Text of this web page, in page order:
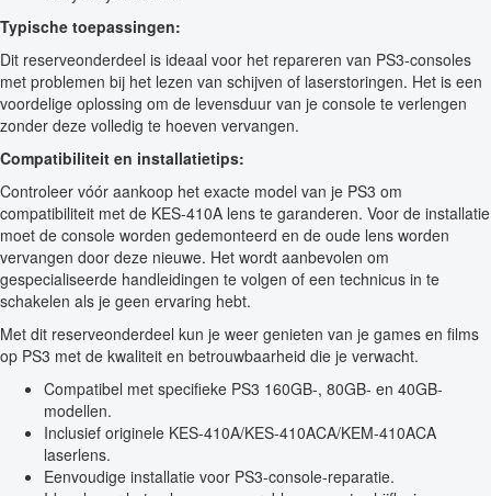
Typische toepassingen:
Dit reserveonderdeel is ideaal voor het repareren van PS3-consoles
met problemen bij het lezen van schijven of laserstoringen. Het is een
voordelige oplossing om de levensduur van je console te verlengen
zonder deze volledig te hoeven vervangen.
Compatibiliteit en installatietips:
Controleer vóór aankoop het exacte model van je PS3 om
compatibiliteit met de KES-410A lens te garanderen. Voor de installatie
moet de console worden gedemonteerd en de oude lens worden
vervangen door deze nieuwe. Het wordt aanbevolen om
gespecialiseerde handleidingen te volgen of een technicus in te
schakelen als je geen ervaring hebt.
Met dit reserveonderdeel kun je weer genieten van je games en films
op PS3 met de kwaliteit en betrouwbaarheid die je verwacht.
Compatibel met specifieke PS3 160GB-, 80GB- en 40GB-
modellen.
Inclusief originele KES-410A/KES-410ACA/KEM-410ACA
laserlens.
Eenvoudige installatie voor PS3-console-reparatie.